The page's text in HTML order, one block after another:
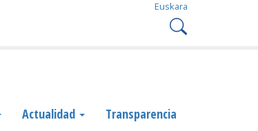
Euskara
Actualidad Transparencia